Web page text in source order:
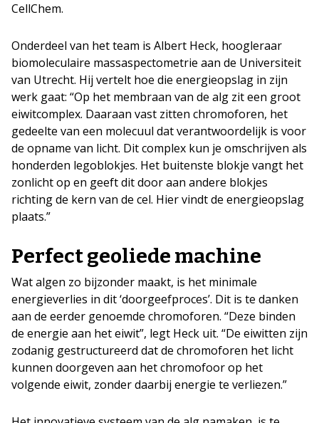
CellChem.
Onderdeel van het team is Albert Heck, hoogleraar
biomoleculaire massaspectometrie aan de Universiteit
van Utrecht. Hij vertelt hoe die energieopslag in zijn
werk gaat: “Op het membraan van de alg zit een groot
eiwitcomplex. Daaraan vast zitten chromoforen, het
gedeelte van een molecuul dat verantwoordelijk is voor
de opname van licht. Dit complex kun je omschrijven als
honderden legoblokjes. Het buitenste blokje vangt het
zonlicht op en geeft dit door aan andere blokjes
richting de kern van de cel. Hier vindt de energieopslag
plaats.”
Perfect geoliede machine
Wat algen zo bijzonder maakt, is het minimale
energieverlies in dit ‘doorgeefproces’. Dit is te danken
aan de eerder genoemde chromoforen. “Deze binden
de energie aan het eiwit”, legt Heck uit. “De eiwitten zijn
zodanig gestructureerd dat de chromoforen het licht
kunnen doorgeven aan het chromofoor op het
volgende eiwit, zonder daarbij energie te verliezen.”